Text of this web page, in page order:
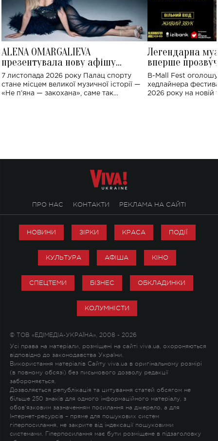
ALENA OMARGALIEVA
презентувала нову афішу
великого концерту в Палаці
спорту
7 листопада 2026 року Палац спорту
стане місцем великої музичної історії —
«Не пʼяна — закохана», саме так
Легендарна
вперше
Україні: де
B-Mall Fest
хедлайнера
2026 року на новій
ПРО НАС КОНТАКТИ РЕКЛАМА НА САЙТІ
НОВИНИ ЗІРКИ КРАСА ПОДІЇ
КУЛЬТУРА АФІША КІНО
СПЕЦТЕМИ БІЗНЕС ОБКЛАДИНКИ
КОЛУМНІСТИ
© ТОВ «ЕДІМЕДІА-УКРАЇНА», 2008 - 2026
Усі права на матеріали, розміщені на сайті viva.ua, охороняються
відповідно до законодавства України.
Використання матеріалів Сайту viva.ua в оригінальному розмірі
(в повному обсязі) без письмового дозволу редакції
забороняється.
Дозволяється републікація та цитування статей обсягом не
більше 250 знаків для одного інформаційного матеріалу, з
обов'язковим зазначенням посилання на джерело, а для
Інтернет-ресурсів – пряме для пошукових систем
гіперпосилання, не закрите від індексації пошуковими
системами. Гіперпосилання має бути розміщене в підзаголовку